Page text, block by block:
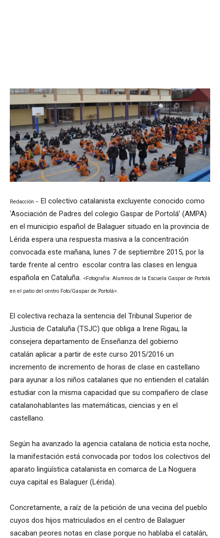
Redacción – El colectivo catalanista excluyente conocido como
‘Asociación de Padres del colegio Gaspar de Portolá’ (AMPA)
en el municipio español de Balaguer situado en la provincia de
Lérida espera una respuesta masiva a la concentración
convocada este mañana, lunes 7 de septiembre 2015, por la
tarde frente al centro escolar contra las clases en lengua
española en Cataluña. <Fotografía: Alumnos de la Escuela Gaspar de Portolà
en el patio del centro Foto/Gaspar de Portolà>.
El colectiva rechaza la sentencia del Tribunal Superior de
Justicia de Cataluña (TSJC) que obliga a Irene Rigau, la
consejera departamento de Enseñanza del gobierno
catalán aplicar a partir de este curso 2015/2016 un
incremento de incremento de horas de clase en castellano
para ayunar a los niños catalanes que no entienden el catalán
estudiar con la misma capacidad que su compañero de clase
catalanohablantes las matemáticas, ciencias y en el
castellano.
Según ha avanzado la agencia catalana de noticia esta noche,
la manifestación está convocada por todos los colectivos del
aparato lingüística catalanista en comarca de La Noguera
cuya capital es Balaguer (Lérida).
Concretamente, a raíz de la petición de una vecina del pueblo
cuyos dos hijos matriculados en el centro de Balaguer
sacaban peores notas en clase porque no hablaba el catalán,